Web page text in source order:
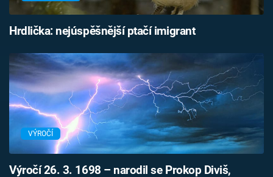
Hrdlička: nejúspěšnější ptačí imigrant
VÝROČÍ
Výročí 26. 3. 1698 – narodil se Prokop Diviš,